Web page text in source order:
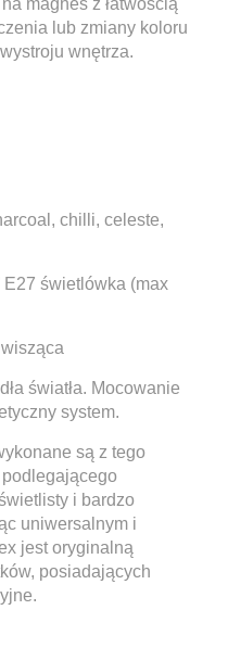
magnes z łatwością
lub zmiany koloru
wnętrza.
chilli, celeste,
E27 świetlówka (max
światła. Mocowanie
system.
są z tego
i bardzo
uniwersalnym i
jest oryginalną
posiadających